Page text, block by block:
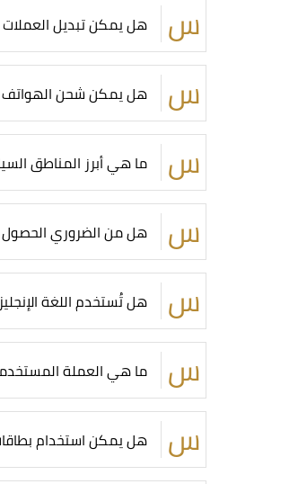
هل يمكن تبديل
هل يمكن شحن الهواتف
ما هي أبرز المناطق
هل من الضروري
هل تُستخدم اللغة
ما هي العملة
هل يمكن استخدام بطاقات